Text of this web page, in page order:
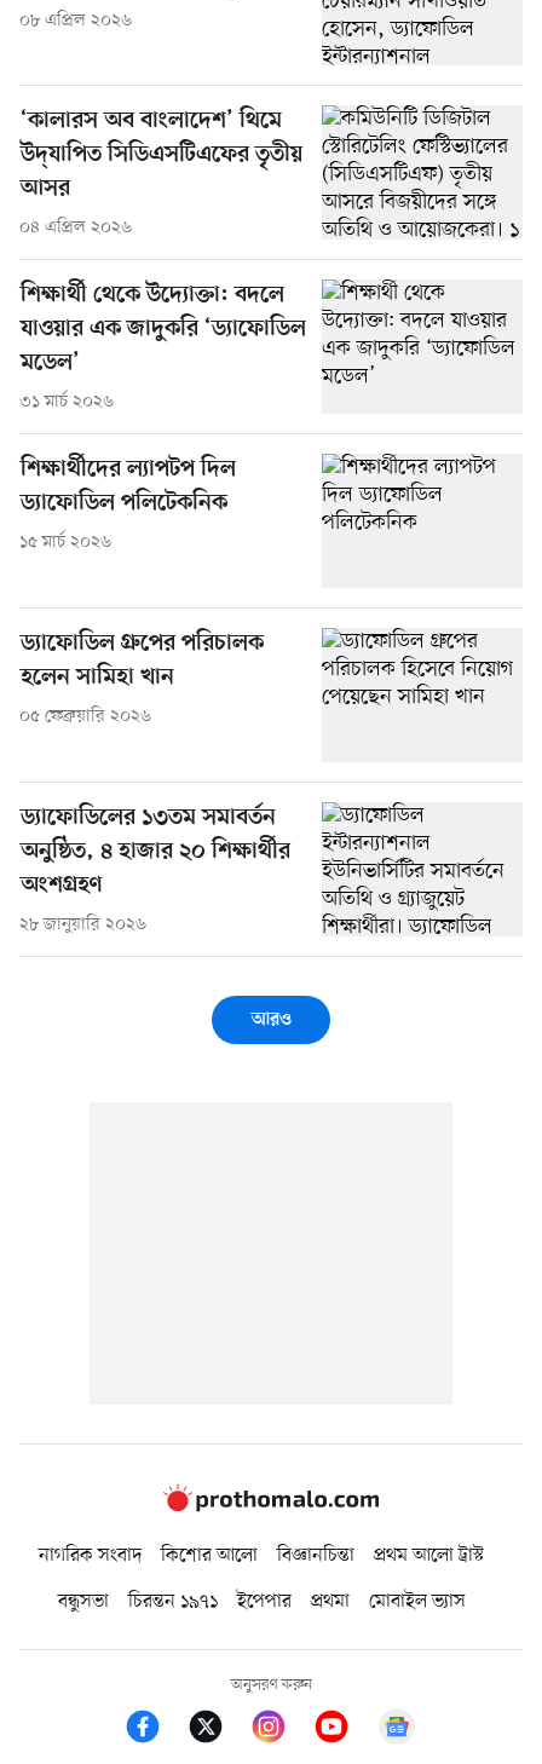
০৮ এপ্রিল ২০২৬
‘কালারস অব বাংলাদেশ’ থিমে
উদ্‌যাপিত সিডিএসটিএফের তৃতীয়
আসর
০৪ এপ্রিল ২০২৬
শিক্ষার্থী থেকে উদ্যোক্তা: বদলে
যাওয়ার এক জাদুকরি ‘ড্যাফোডিল
মডেল’
৩১ মার্চ ২০২৬
শিক্ষার্থীদের ল্যাপটপ দিল
ড্যাফোডিল পলিটেকনিক
১৫ মার্চ ২০২৬
ড্যাফোডিল গ্রুপের পরিচালক
হলেন সামিহা খান
০৫ ফেব্রুয়ারি ২০২৬
ড্যাফোডিলের ১৩তম সমাবর্তন
অনুষ্ঠিত, ৪ হাজার ২০ শিক্ষার্থীর
অংশগ্রহণ
২৮ জানুয়ারি ২০২৬
আরও
নাগরিক সংবাদ কিশোর আলো বিজ্ঞানচিন্তা
প্রথম আলো ট্রাস্ট
বন্ধুসভা
চিরন্তন ১৯৭১ ইপেপার প্রথমা মোবাইল ভ্যাস
অনুসরণ করুন